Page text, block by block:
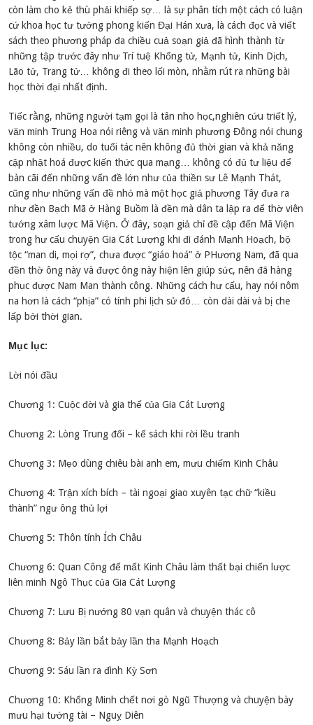
còn làm cho kẻ thù phải khiếp sợ… là sự phân tích một cách có luận
cứ khoa học tư tưởng phong kiến Đại Hán xưa, là cách đọc và viết
sách theo phương pháp đa chiều cuả soạn giả đã hình thành từ
những tập trước đây như Trí tuệ Khổng tử, Mạnh tử, Kinh Dịch,
Lão tử, Trang tử… không đi theo lối mòn, nhằm rút ra những bài
học thời đại nhất định.
Tiếc rằng, những người tạm gọi là tân nho học,nghiên cứu triết lý,
văn minh Trung Hoa nói riêng và văn minh phương Đông nói chung
không còn nhiều, do tuổi tác nên không đủ thời gian và khả năng
cập nhật hoá được kiến thức qua mạng… không có đủ tư liệu để
bàn cãi đến những vấn đề lớn như của thiền sư Lê Mạnh Thát,
cũng như những vấn đề nhỏ mà một học giả phương Tây đưa ra
như đền Bạch Mã ở Hàng Buồm là đền mà dân ta lập ra để thờ viên
tướng xâm lược Mã Viện. Ở đây, soạn giả chỉ đề cập đến Mã Viện
trong hư cấu chuyện Gia Cát Lượng khi đi đánh Mạnh Hoạch, bộ
tộc “man di, mọi rợ”, chưa được “giáo hoá” ở PHương Nam, đã qua
đền thờ ông này và được ông này hiện lên giúp sức, nên đã hàng
phục được Nam Man thành công. Những cách hư cấu, hay nói nôm
na hơn là cách “phịa” có tính phi lịch sử đó… còn dài dài và bị che
lấp bởi thời gian.
Mục lục:
Lời nói đầu
Chương 1: Cuộc đời và gia thế của Gia Cát Lượng
Chương 2: Lòng Trung đối – kế sách khi rời lều tranh
Chương 3: Mẹo dùng chiêu bài anh em, mưu chiếm Kinh Châu
Chương 4: Trận xích bích – tài ngoại giao xuyên tạc chữ “kiều
thành” ngư ông thủ lợi
Chương 5: Thôn tính Ích Châu
Chương 6: Quan Công để mất Kinh Châu làm thất bại chiến lược
liên minh Ngô Thục của Gia Cát Lượng
Chương 7: Lưu Bị nướng 80 vạn quân và chuyện thác cô
Chương 8: Bảy lần bắt bảy lần tha Mạnh Hoạch
Chương 9: Sáu lần ra đình Kỳ Sơn
Chương 10: Khổng Minh chết nơi gò Ngũ Thượng và chuyện bày
mưu hại tướng tài – Nguỵ Diên